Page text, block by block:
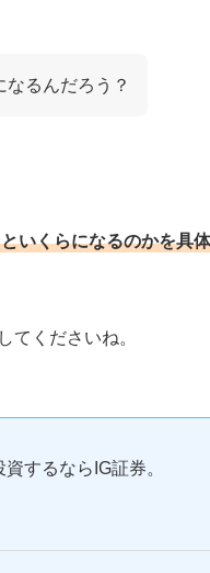
るんだろう？
いくらになるのかを具
てくださいね。
するならIG証券。